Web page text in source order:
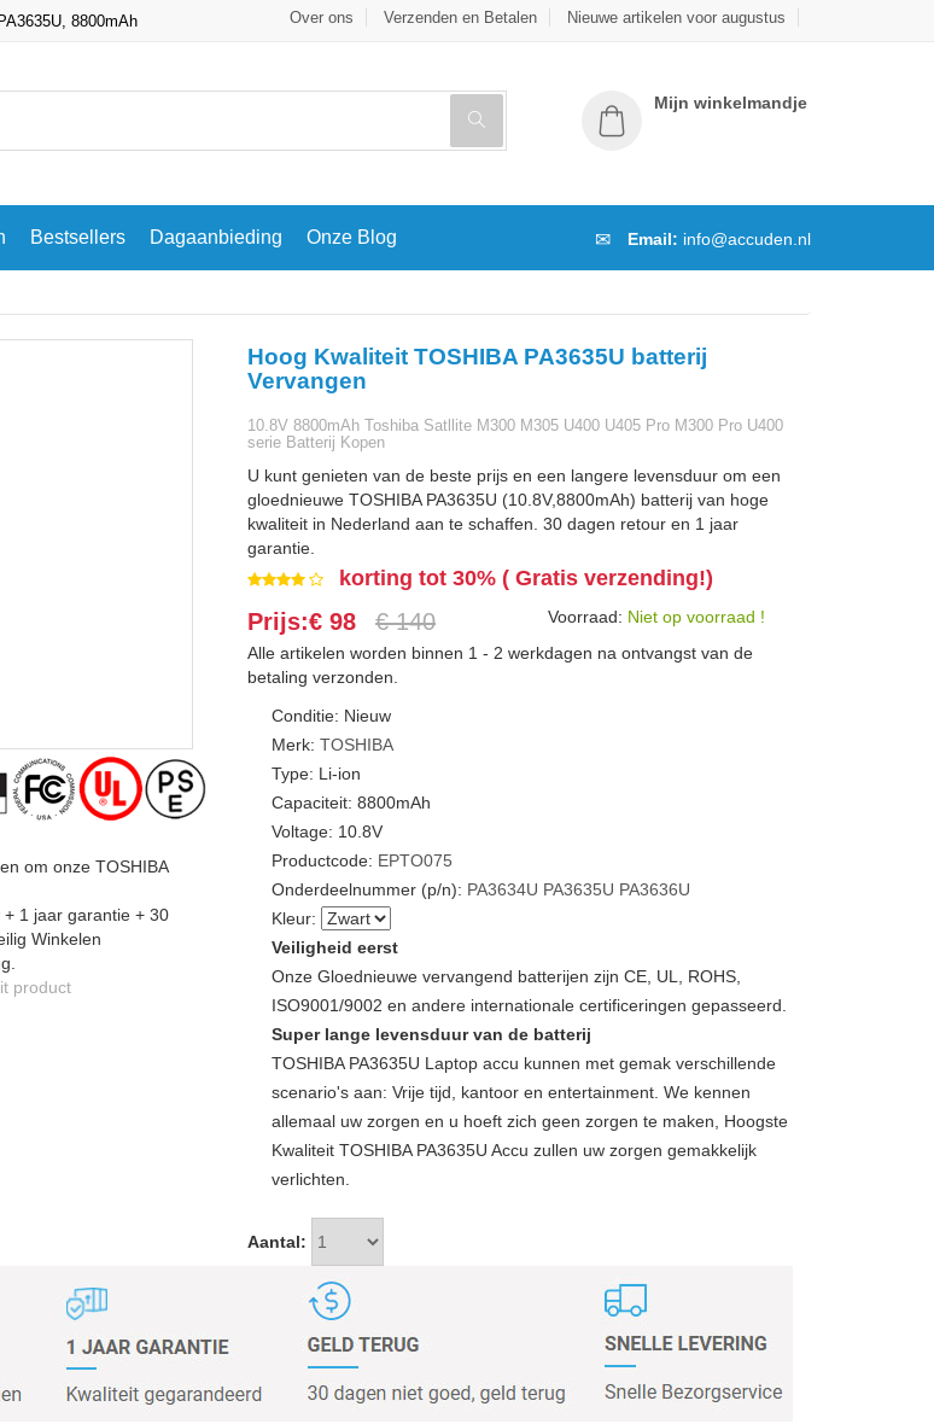
8800mAh Over ons Verzenden en Betalen Nieuwe artikelen voor augustus
Mijn winkelmandje
Bestsellers Dagaanbieding Onze Blog Email: info@accuden.nl
om onze TOSHIBA
1 jaar garantie + 30
Winkelen
product
Hoog Kwaliteit TOSHIBA PA3635U batterij
Vervangen
10.8V 8800mAh Toshiba Satllite M300 M305 U400 U405 Pro M300 Pro U400
serie Batterij Kopen
U kunt genieten van de beste prijs en een langere levensduur om een
gloednieuwe TOSHIBA PA3635U (10.8V,8800mAh) batterij van hoge
kwaliteit in Nederland aan te schaffen. 30 dagen retour en 1 jaar
garantie.
korting tot 30% ( Gratis verzending!)
Prijs:€ 98 € 140 Voorraad: Niet op voorraad !
Alle artikelen worden binnen 1 - 2 werkdagen na ontvangst van de
betaling verzonden.
Conditie: Nieuw
Merk:TOSHIBA
Type: Li-ion
Capaciteit: 8800mAh
Voltage: 10.8V
Productcode: EPTO075
Onderdeelnummer (p/n): PA3634U PA3635U PA3636U
Kleur:
Veiligheid eerst
Onze Gloednieuwe vervangend batterijen zijn CE, UL, ROHS,
ISO9001/9002 en andere internationale certificeringen gepasseerd.
Super lange levensduur van de batterij
TOSHIBA PA3635U Laptop accu kunnen met gemak verschillende
scenario's aan: Vrije tijd, kantoor en entertainment. We kennen
allemaal uw zorgen en u hoeft zich geen zorgen te maken, Hoogste
Kwaliteit TOSHIBA PA3635U Accu zullen uw zorgen gemakkelijk
verlichten.
Aantal: